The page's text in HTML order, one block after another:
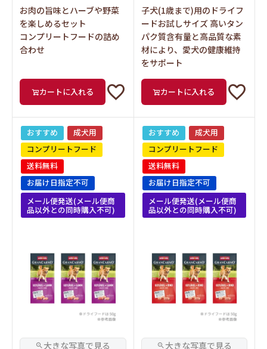
お肉の旨味とハーブや野菜
を楽しめるセット
コンプリートフードの詰め
合わせ
カートに入れる
子犬(1歳まで)用のドライフ
ードお試しサイズ 高いタン
パク質含有量と高品質な素
材により、愛犬の健康維持
をサポート
カートに入れる
おすすめ
成犬用
コンプリートフード
送料無料
お届け日指定不可
メール便発送(メール便商
品以外との同時購入不可)
おすすめ
成犬用
コンプリートフード
送料無料
お届け日指定不可
メール便発送(メール便商
品以外との同時購入不可)